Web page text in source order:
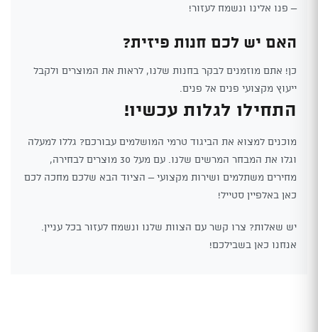
– פנו אלינו ונשמח לעזור!
האם יש לכם חנות פיזית?
כן! אתם מוזמנים לבקר בחנות שלנו, לראות את המוצרים ולקבל
ייעוץ מקצועי פנים אל פנים.
התחילו לגלות עכשיו!
מוכנים למצוא את הביגוד טרמי המושלמים עבורכם? גללו למעלה
וגלו את המבחר המרשים שלנו. עם מעל 30 מוצרים לבחירה,
מחירים משתלמים ושירות מקצועי – הציוד הבא שלכם מחכה לכם
כאן באלפיין סטייל!
יש שאלות? צרו קשר עם הצוות שלנו ונשמח לעזור בכל עניין.
אנחנו כאן בשבילכם!